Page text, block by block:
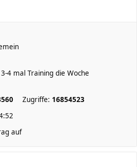
4 mal Training die Woche
Zugriffe: 16854523
auf